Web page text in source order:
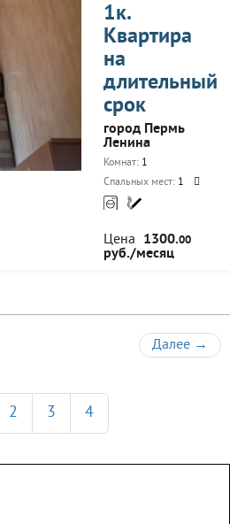
1к.
Квартира
на
длительный
срок
город Пермь
Ленина
Комнат: 1
Спальных мест: 1
Цена 1300.00
руб./месяц
Далее →
2 3 4